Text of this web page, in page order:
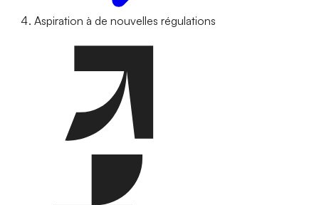
Aspiration à de nouvelles régulations